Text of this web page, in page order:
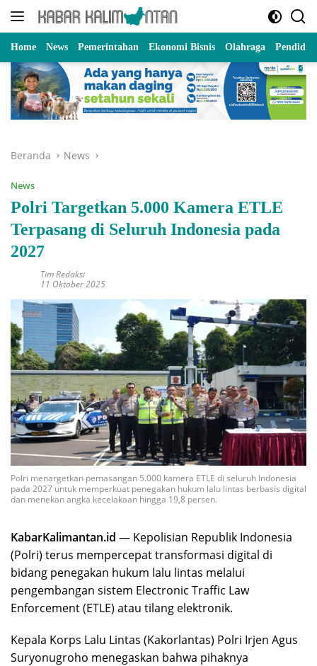
Langsung
Home News Pemerintahan Ekonomi Bisnis Olahraga
Beranda News
News
Polri Targetkan 5.000 Kamera ETLE
Terpasang di Seluruh Indonesia pada
2027
Tim Redaksi
11 Oktober 2025
Polri menargetkan pemasangan 5.000 kamera ETLE di seluruh Indonesia
pada 2027 untuk memperkuat penegakan hukum lalu lintas berbasis digital
dan menekan angka kecelakaan hingga 19,8 persen.
KabarKalimantan.id — Kepolisian Republik Indonesia
(Polri) terus mempercepat transformasi digital di
bidang penegakan hukum lalu lintas melalui
pengembangan sistem Electronic Traffic Law
Enforcement (ETLE) atau tilang elektronik.
Kepala Korps Lalu Lintas (Kakorlantas) Polri Irjen Agus
Suryonugroho menegaskan bahwa pihaknya